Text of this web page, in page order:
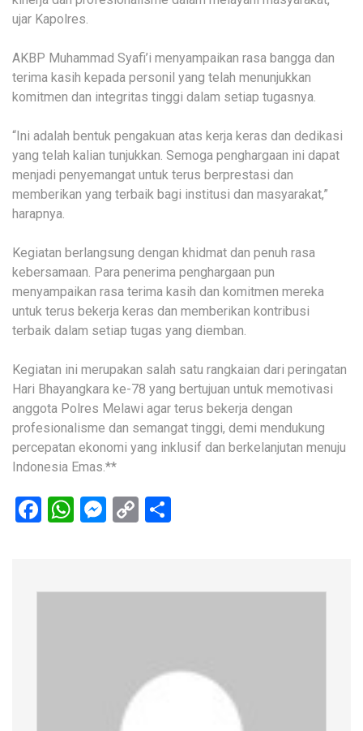
ujar Kapolres.
AKBP Muhammad Syafi’i menyampaikan rasa bangga dan
terima kasih kepada personil yang telah menunjukkan
komitmen dan integritas tinggi dalam setiap tugasnya.
“Ini adalah bentuk pengakuan atas kerja keras dan dedikasi
yang telah kalian tunjukkan. Semoga penghargaan ini dapat
menjadi penyemangat untuk terus berprestasi dan
memberikan yang terbaik bagi institusi dan masyarakat,”
harapnya.
Kegiatan berlangsung dengan khidmat dan penuh rasa
kebersamaan. Para penerima penghargaan pun
menyampaikan rasa terima kasih dan komitmen mereka
untuk terus bekerja keras dan memberikan kontribusi
terbaik dalam setiap tugas yang diemban.
Kegiatan ini merupakan salah satu rangkaian dari peringatan
Hari Bhayangkara ke-78 yang bertujuan untuk memotivasi
anggota Polres Melawi agar terus bekerja dengan
profesionalisme dan semangat tinggi, demi mendukung
percepatan ekonomi yang inklusif dan berkelanjutan menuju
Indonesia Emas.**
Facebook
WhatsApp
Messenger
Copy